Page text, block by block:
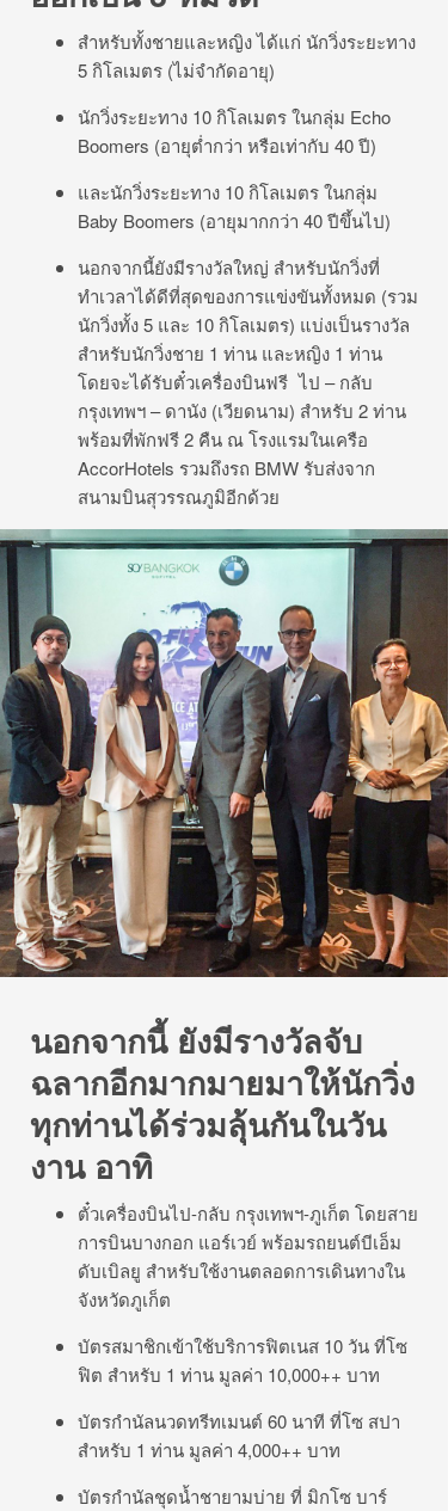
สำหรับทั้งชายและหญิง ได้แก่ นักวิ่งระยะทาง
5 กิโลเมตร (ไม่จำกัดอายุ)
นักวิ่งระยะทาง 10 กิโลเมตร ในกลุ่ม Echo
Boomers (อายุต่ำกว่า หรือเท่ากับ 40 ปี)
และนักวิ่งระยะทาง 10 กิโลเมตร ในกลุ่ม
Baby Boomers (อายุมากกว่า 40 ปีขึ้นไป)
นอกจากนี้ยังมีรางวัลใหญ่ สำหรับนักวิ่งที่
ทำเวลาได้ดีที่สุดของการแข่งขันทั้งหมด (รวม
นักวิ่งทั้ง 5 และ 10 กิโลเมตร) แบ่งเป็นรางวัล
สำหรับนักวิ่งชาย 1 ท่าน และหญิง 1 ท่าน
โดยจะได้รับตั๋วเครื่องบินฟรี ไป – กลับ
กรุงเทพฯ – ดานัง (เวียดนาม) สำหรับ 2 ท่าน
พร้อมที่พักฟรี 2 คืน ณ โรงแรมในเครือ
AccorHotels รวมถึงรถ BMW รับส่งจาก
สนามบินสุวรรณภูมิอีกด้วย
นอกจากนี้ ยังมีรางวัลจับ
ฉลากอีกมากมายมาให้นักวิ่ง
ทุกท่านได้ร่วมลุ้นกันในวัน
งาน อาทิ
ตั๋วเครื่องบินไป-กลับ กรุงเทพฯ-ภูเก็ต โดยสาย
การบินบางกอก แอร์เวย์ พร้อมรถยนต์บีเอ็ม
ดับเบิลยู สำหรับใช้งานตลอดการเดินทางใน
จังหวัดภูเก็ต
บัตรสมาชิกเข้าใช้บริการฟิตเนส 10 วัน ที่โซ
ฟิต สำหรับ 1 ท่าน มูลค่า 10,000++ บาท
บัตรกำนัลนวดทรีทเมนต์ 60 นาที ที่โซ สปา
สำหรับ 1 ท่าน มูลค่า 4,000++ บาท
บัตรกำนัลชุดน้ำชายามบ่าย ที่ มิกโซ บาร์